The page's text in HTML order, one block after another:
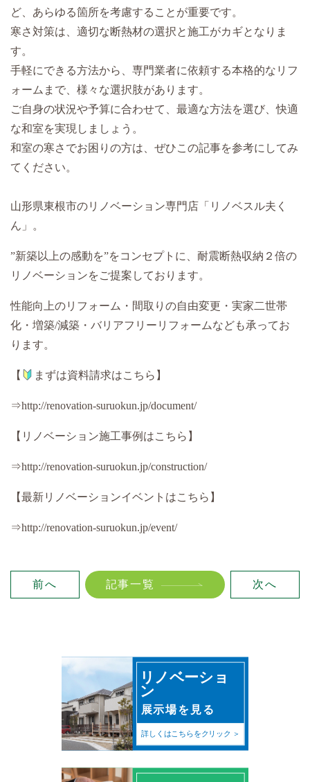
ど、あらゆる箇所を考慮することが重要です。
寒さ対策は、適切な断熱材の選択と施工がカギとなりま
す。
手軽にできる方法から、専門業者に依頼する本格的なリフ
ォームまで、様々な選択肢があります。
ご自身の状況や予算に合わせて、最適な方法を選び、快適
な和室を実現しましょう。
和室の寒さでお困りの方は、ぜひこの記事を参考にしてみ
てください。
山形県東根市のリノベーション専門店「リノベスル夫く
ん」。
”新築以上の感動を”をコンセプトに、耐震断熱収納２倍の
リノベーションをご提案しております。
性能向上のリフォーム・間取りの自由変更・実家二世帯
化・増築/減築・バリアフリーリフォームなども承ってお
ります。
【 まずは資料請求はこちら】
⇒http://renovation-suruokun.jp/document/
【リノベーション施工事例はこちら】
⇒http://renovation-suruokun.jp/construction/
【最新リノベーションイベントはこちら】
⇒http://renovation-suruokun.jp/event/
前へ 記事一覧 次へ
リノベーショ
ン
展示場を見る
詳しくはこちらをクリック